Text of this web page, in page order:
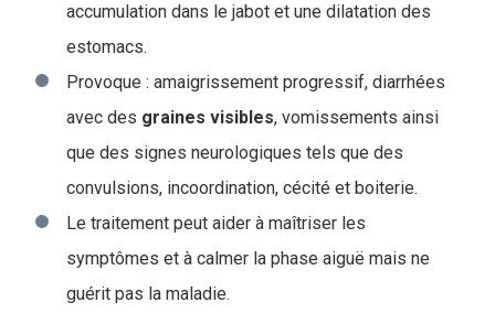
accumulation dans le jabot et une dilatation des
estomacs.
Provoque : amaigrissement progressif, diarrhées
avec des graines visibles, vomissements ainsi
que des signes neurologiques tels que des
convulsions, incoordination, cécité et boiterie.
Le traitement peut aider à maîtriser les
symptômes et à calmer la phase aiguë mais ne
guérit pas la maladie.